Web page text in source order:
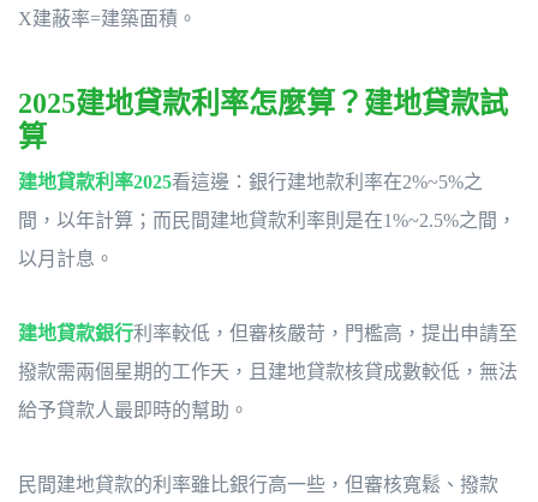
X建蔽率=建築面積。
2025建地貸款利率怎麼算？建地貸款試
算
建地貸款利率2025看這邊：銀行建地款利率在2%~5%之
間，以年計算；而民間建地貸款利率則是在1%~2.5%之間，
以月計息。
建地貸款銀行利率較低，但審核嚴苛，門檻高，提出申請至
撥款需兩個星期的工作天，且建地貸款核貸成數較低，無法
給予貸款人最即時的幫助。
民間建地貸款的利率雖比銀行高一些，但審核寬鬆、撥款